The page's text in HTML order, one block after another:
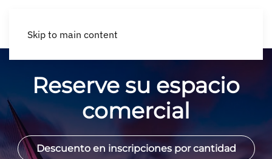
Skip to main content
Reserve su espacio
comercial
Descuento en inscripciones por cantidad